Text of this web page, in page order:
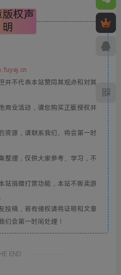
版权声
明
并不代表本站赞同其观点和对其
商业活动，请您购买正版授权并
资源，请联系我们。将会第一时
整理，仅供大家参考、学习，不
站捐赠打赏功能，本站不贩卖游
投稿，若有侵权请将证明和文章
会第一时间处理！
END